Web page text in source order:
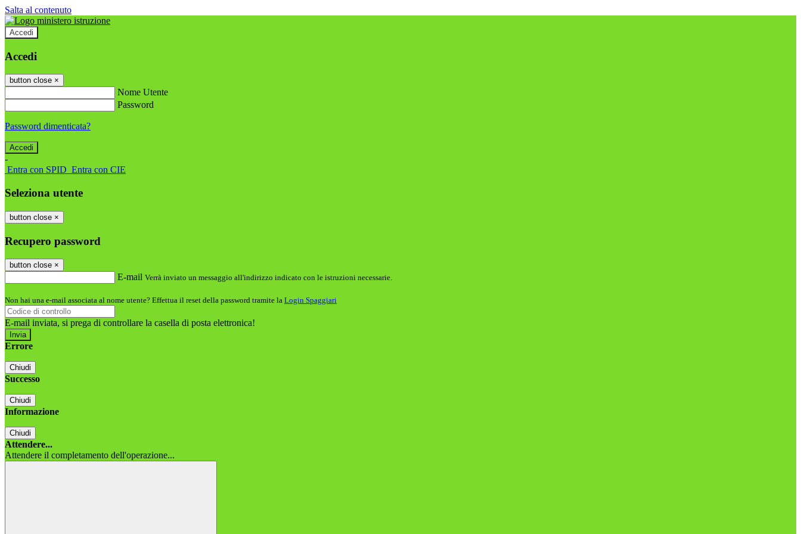
Salta al contenuto
Accedi
Accedi
button close ×
Nome Utente
Password
Password dimenticata?
-
Entra con SPID Entra con CIE
Seleziona utente
button close ×
Recupero password
button close ×
E-mail Verrà inviato un messaggio all'indirizzo indicato con le istruzioni necessarie.
Non hai una e-mail associata al nome utente? Effettua il reset della password tramite la Login Spaggiari
E-mail inviata, si prega di controllare la casella di posta elettronica!
Errore
Chiudi
Successo
Chiudi
Informazione
Chiudi
Attendere...
Attendere il completamento dell'operazione...